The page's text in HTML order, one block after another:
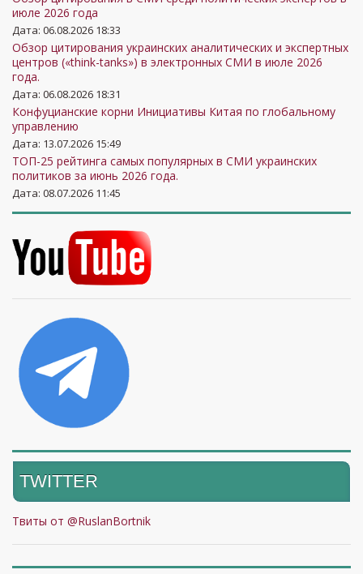
июле 2026 года
Дата: 06.08.2026 18:33
Обзор цитирования украинских аналитических и экспертных
центров («think-tanks») в электронных СМИ в июле 2026
года.
Дата: 06.08.2026 18:31
Конфуцианские корни Инициативы Китая по глобальному
управлению
Дата: 13.07.2026 15:49
ТОП-25 рейтинга самых популярных в СМИ украинских
политиков за июнь 2026 года.
Дата: 08.07.2026 11:45
TWITTER
Твиты от @RuslanBortnik